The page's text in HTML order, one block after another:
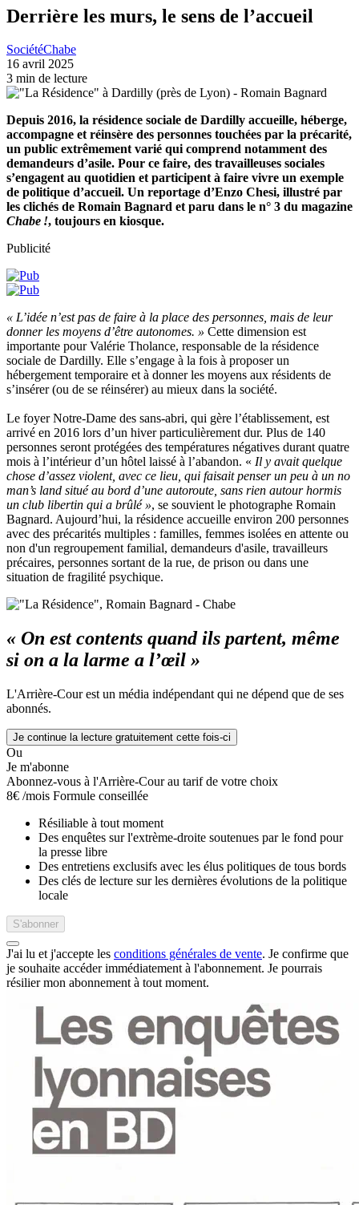
Derrière les murs, le sens de l’accueil
SociétéChabe
16 avril 2025
3 min de lecture
Depuis 2016, la résidence sociale de Dardilly accueille, héberge,
accompagne et réinsère des personnes touchées par la précarité,
un public extrêmement varié qui comprend notamment des
demandeurs d’asile. Pour ce faire, des travailleuses sociales
s’engagent au quotidien et participent à faire vivre un exemple
de politique d’accueil. Un reportage d’Enzo Chesi, illustré par
les clichés de Romain Bagnard et paru dans le n° 3 du magazine
Chabe !, toujours en kiosque.
Publicité
« L’idée n’est pas de faire à la place des personnes, mais de leur
donner les moyens d’être autonomes. » Cette dimension est
importante pour Valérie Tholance, responsable de la résidence
sociale de Dardilly. Elle s’engage à la fois à proposer un
hébergement temporaire et à donner les moyens aux résidents de
s’insérer (ou de se réinsérer) au mieux dans la société.
Le foyer Notre-Dame des sans-abri, qui gère l’établissement, est
arrivé en 2016 lors d’un hiver particulièrement dur. Plus de 140
personnes seront protégées des températures négatives durant quatre
mois à l’intérieur d’un hôtel laissé à l’abandon. « Il y avait quelque
chose d’assez violent, avec ce lieu, qui faisait penser un peu à un no
man’s land situé au bord d’une autoroute, sans rien autour hormis
un club libertin qui a brûlé », se souvient le photographe Romain
Bagnard. Aujourd’hui, la résidence accueille environ 200 personnes
avec des précarités multiples : familles, femmes isolées en attente ou
non d'un regroupement familial, demandeurs d'asile, travailleurs
précaires, personnes sortant de la rue, de prison ou dans une
situation de fragilité psychique.
« On est contents quand ils partent, même
si on a la larme a l’œil »
L'Arrière-Cour est un média indépendant qui ne dépend que de ses
abonnés.
Je continue la lecture gratuitement cette fois-ci
Ou
Je m'abonne
Abonnez-vous à l'Arrière-Cour au tarif de votre choix
8€ /mois Formule conseillée
Résiliable à tout moment
Des enquêtes sur l'extrème-droite soutenues par le fond pour
la presse libre
Des entretiens exclusifs avec les élus politiques de tous bords
Des clés de lecture sur les dernières évolutions de la politique
locale
S'abonner
J'ai lu et j'accepte les conditions générales de vente. Je confirme que
je souhaite accéder immédiatement à l'abonnement. Je pourrais
résilier mon abonnement à tout moment.